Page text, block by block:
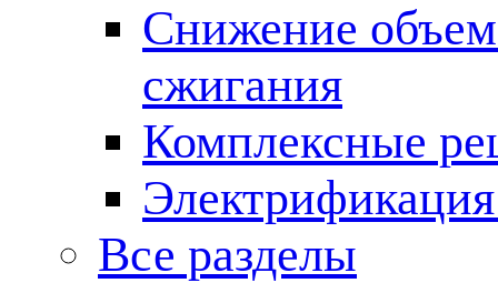
Снижение
сжигания
Комплексные
Все разделы